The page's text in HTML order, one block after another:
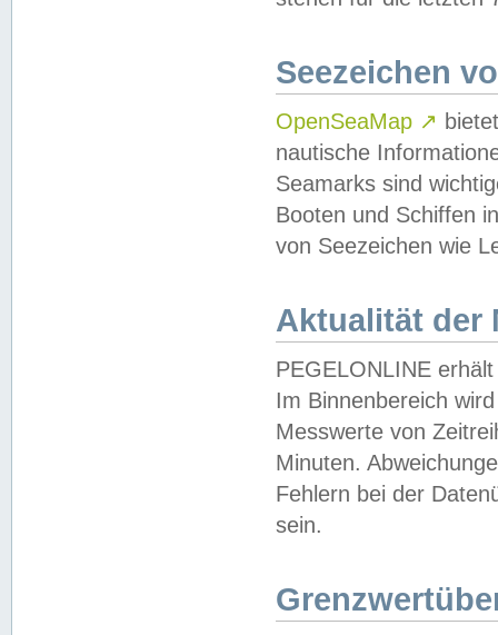
Seezeichen
OpenSeaMap ↗
nautische
Seamarks sind
Booten und Schiffen
von Seezeichen wie
Aktualität der
PEGELONLINE
Im Binnenbereich
Messwerte von
Minuten.
Fehlern bei der
sein.